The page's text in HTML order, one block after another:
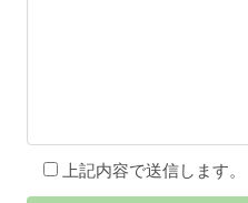
上記内容で送信します。